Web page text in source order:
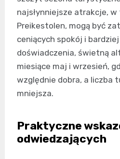
najsłynniejsze atrakcje, w
Preikestolen, mogą być
ceniących spokój i
doświadczenia, świetną
miesiące maj i wrzesień,
względnie dobra, a liczba
mniejsza.
Praktyczne
odwiedzających